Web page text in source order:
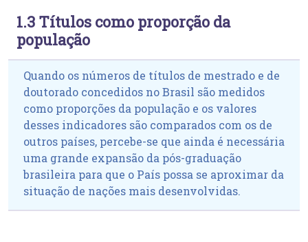
1.3 Títulos como proporção da
população
Quando os números de títulos de mestrado e de
doutorado concedidos no Brasil são medidos
como proporções da população e os valores
desses indicadores são comparados com os de
outros países, percebe-se que ainda é necessária
uma grande expansão da pós-graduação
brasileira para que o País possa se aproximar da
situação de nações mais desenvolvidas.